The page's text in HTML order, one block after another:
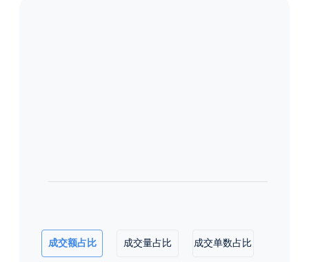
成交额占比 成交量占比 成交单数占比